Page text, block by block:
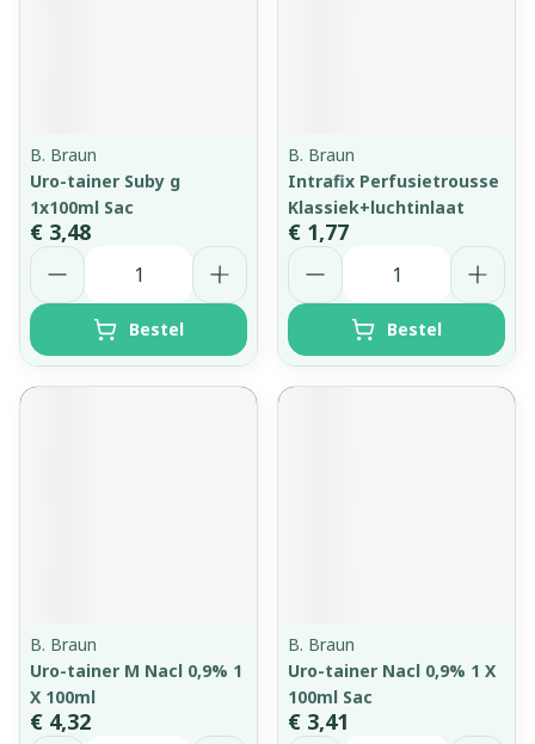
B. Braun
Uro-tainer Suby g
1x100ml Sac
€ 3,48
Aantal
Bestel
B. Braun
Intrafix Perfusietrousse
Klassiek+luchtinlaat
€ 1,77
Aantal
Bestel
B. Braun
Uro-tainer M Nacl 0,9% 1
X 100ml
€ 4,32
B. Braun
Uro-tainer Nacl 0,9% 1 X
100ml Sac
€ 3,41